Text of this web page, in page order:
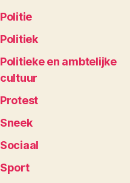
Politie
Politiek
Politieke en ambtelijke
cultuur
Protest
Sneek
Sociaal
Sport